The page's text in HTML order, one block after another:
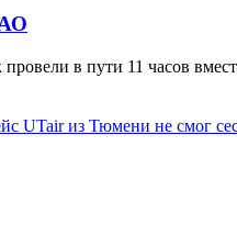
в пути 11 часов